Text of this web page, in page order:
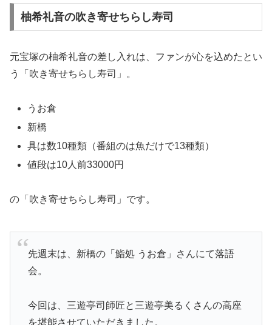
柚希礼音の吹き寄せちらし寿司
元宝塚の柚希礼音の差し入れは、ファンが心を込めたとい
う「吹き寄せちらし寿司」。
うお倉
新橋
具は数10種類（番組のは魚だけで13種類）
値段は10人前33000円
の「吹き寄せちらし寿司」です。
先週末は、新橋の「鮨処 うお倉」さんにて落語
会。
今回は、三遊亭司師匠と三遊亭美るくさんの高座
を堪能させていただきました。